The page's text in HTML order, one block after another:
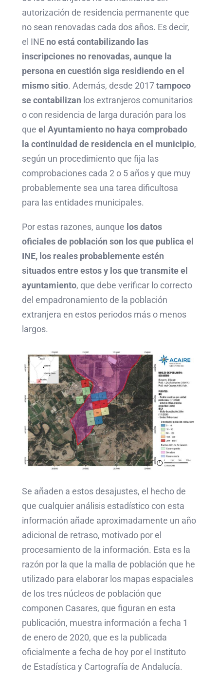
autorización de residencia permanente que
no sean renovadas cada dos años. Es decir,
el INE no está contabilizando las
inscripciones no renovadas, aunque la
persona en cuestión siga residiendo en el
mismo sitio. Además, desde 2017tampoco
se contabilizan los extranjeros comunitarios
o con residencia de larga duración para los
que el Ayuntamiento no haya comprobado
la continuidad de residencia en el municipio,
según un procedimiento que fija las
comprobaciones cada 2 o 5 años y que muy
probablemente sea una tarea dificultosa
para las entidades municipales.
Por estas razones, aunque los datos
oficiales de población son los que publica el
INE, los reales probablemente estén
situados entre estos y los que transmite el
ayuntamiento, que debe verificar lo correcto
del empadronamiento de la población
extranjera en estos periodos más o menos
largos.
Se añaden a estos desajustes, el hecho de
que cualquier análisis estadístico con esta
información añade aproximadamente un año
adicional de retraso, motivado por el
procesamiento de la información. Esta es la
razón por la que la malla de población que he
utilizado para elaborar los mapas espaciales
de los tres núcleos de población que
componen Casares, que figuran en esta
publicación, muestra información a fecha 1
de enero de 2020, que es la publicada
oficialmente a fecha de hoy por el Instituto
de Estadística y Cartografía de Andalucía.